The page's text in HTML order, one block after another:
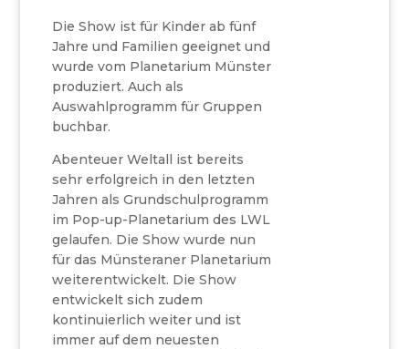
Die Show ist für Kinder ab fünf
Jahre und Familien geeignet und
wurde vom Planetarium Münster
produziert. Auch als
Auswahlprogramm für Gruppen
buchbar.
Abenteuer Weltall ist bereits
sehr erfolgreich in den letzten
Jahren als Grundschulprogramm
im Pop-up-Planetarium des LWL
gelaufen. Die Show wurde nun
für das Münsteraner Planetarium
weiterentwickelt. Die Show
entwickelt sich zudem
kontinuierlich weiter und ist
immer auf dem neuesten